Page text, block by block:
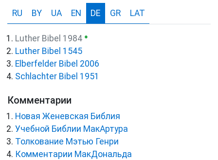
RU BY UA EN DE GR LAT
Luther Bibel 1984 ●
Luther Bibel 1545
Elberfelder Bibel 2006
Schlachter Bibel 1951
Комментарии
Новая Женевская Библия
Учебной Библии МакАртура
Толкование Мэтью Генри
Комментарии МакДональда